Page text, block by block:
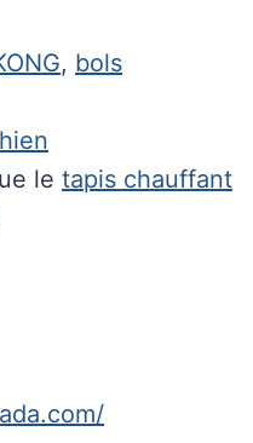
, bols
le tapis chauffant